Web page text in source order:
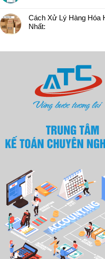
Cách Xử Lý Hàng Hóa
Nhất: